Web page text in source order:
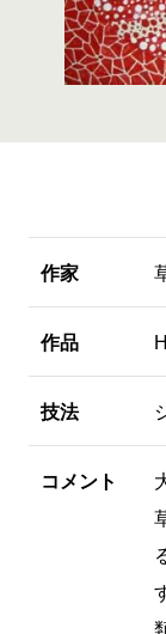
作家
作品
技法
コメント